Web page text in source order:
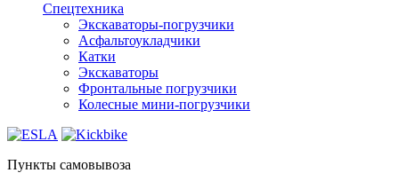
Спецтехника
Экскаваторы-погрузчики
Асфальтоукладчики
Катки
Экскаваторы
Фронтальные погрузчики
Колесные мини-погрузчики
Пункты самовывоза